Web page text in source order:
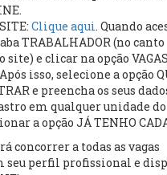
Clique aqui. Quando
TRABALHADOR (no canto
site) e clicar na opção
isso, selecione a opção
e preencha os seus
em qualquer unidade
a opção JÁ TENHO
concorrer a todas as vagas
seu perfil profissional e